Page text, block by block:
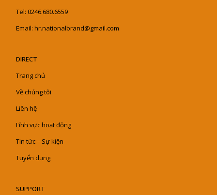
Tel: 0246.680.6559
Email: hr.nationalbrand@gmail.com
DIRECT
Trang chủ
Về chúng tôi
Liên hệ
Lĩnh vực hoạt động
Tin tức – Sự kiện
Tuyển dụng
SUPPORT